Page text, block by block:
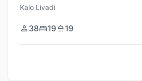
Kalo Livadi
38 19 19